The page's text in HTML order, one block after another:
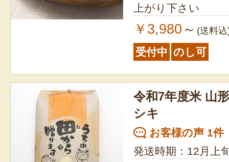
上がり下さい
￥3,980 ～ (送料
受付中 のし可
令和7年度米 山
シキ
お客様の声 1件
発送時期：12月上